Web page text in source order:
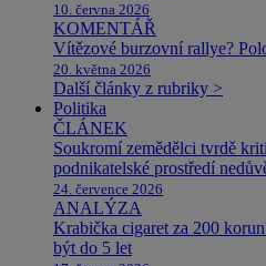
10. června 2026
KOMENTÁŘ
Vítězové burzovní rallye?
20. května 2026
Další články z rubriky >
Politika
ČLÁNEK
Soukromí zemědělci tvrdě
podnikatelské prostředí
24. července 2026
ANALÝZA
Krabička cigaret za 200
být do 5 let